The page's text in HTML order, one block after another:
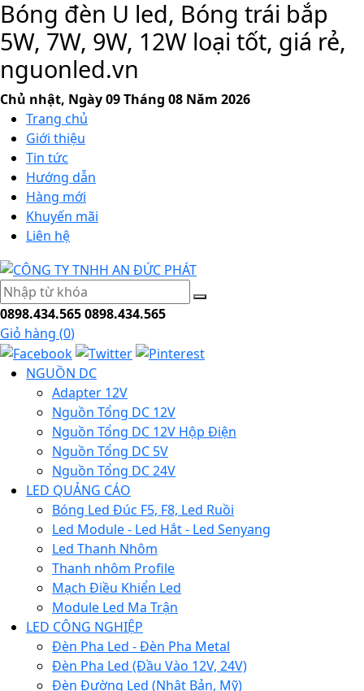
Bóng đèn U led, Bóng trái bắp
5W, 7W, 9W, 12W loại tốt, giá rẻ,
nguonled.vn
Chủ nhật, Ngày 09 Tháng 08 Năm 2026
Trang chủ
Giới thiệu
Tin tức
Hướng dẫn
Hàng mới
Khuyến mãi
Liên hệ
0898.434.5650898.434.565
Giỏ hàng (0)
NGUỒN DC
Adapter 12V
Nguồn Tổng DC 12V
Nguồn Tổng DC 12V Hộp Điện
Nguồn Tổng DC 5V
Nguồn Tổng DC 24V
LED QUẢNG CÁO
Bóng Led Đúc F5, F8, Led Ruồi
Led Module - Led Hắt - Led Senyang
Led Thanh Nhôm
Thanh nhôm Profile
Mạch Điều Khiển Led
Module Led Ma Trận
LED CÔNG NGHIỆP
Đèn Pha Led - Đèn Pha Metal
Đèn Pha Led (Đầu Vào 12V, 24V)
Đèn Đường Led (Nhật Bản, Mỹ)